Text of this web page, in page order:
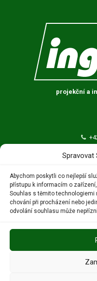
Spravovat
Abychom poskytli co nejlepší
přístupu k informacím o
Souhlas s těmito technologiemi
chování při procházení nebo
odvolání souhlasu může
projekční a
160 00